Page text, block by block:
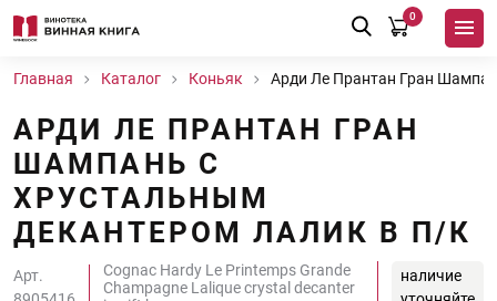
0
Главная Каталог Коньяк Арди Лe Прантан Гран
АРДИ ЛE ПРАНТАН ГРАН
ШАМПАНЬ С
ХРУСТАЛЬНЫМ
ДЕКАНТЕРОМ ЛАЛИК В П/К
Арт.
Cognac Hardy Le Printemps Grande
Champagne Lalique crystal decanter
наличие